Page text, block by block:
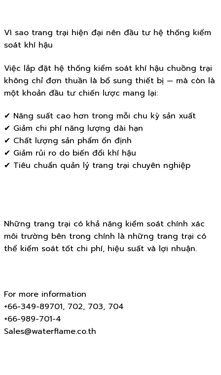
Vì sao trang trại hiện đại nên đầu tư hệ thống kiểm
soát khí hậu
Việc lắp đặt hệ thống kiểm soát khí hậu chuồng trại
không chỉ đơn thuần là bổ sung thiết bị — mà còn là
một khoản đầu tư chiến lược mang lại:
✔ Năng suất cao hơn trong mỗi chu kỳ sản xuất
✔ Giảm chi phí năng lượng dài hạn
✔ Chất lượng sản phẩm ổn định
✔ Giảm rủi ro do biến đổi khí hậu
✔ Tiêu chuẩn quản lý trang trại chuyên nghiệp
Những trang trại có khả năng kiểm soát chính xác
môi trường bên trong chính là những trang trại có
thể kiểm soát tốt chi phí, hiệu suất và lợi nhuận.
For more information
+66-349-89701, 702, 703, 704
+66-989-701-4
Sales@waterflame.co.th